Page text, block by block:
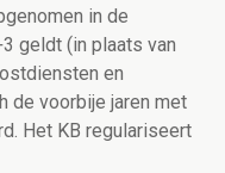
in de
geldt (in plaats van
en
de voorbije jaren met
Het KB regulariseert